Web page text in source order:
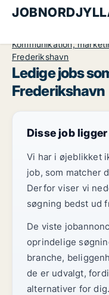
Kommunikation,
Frederikshavn
Ledige jobs
Frederikshavn
Disse job
Vi har i øjeblikket
job, som matcher
Derfor viser vi
søgning bedst ud
De viste
oprindelige
branche,
de er udvalgt,
alternativer for dig.